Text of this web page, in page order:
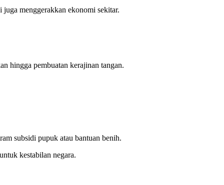
juga menggerakkan ekonomi sekitar.
hingga pembuatan kerajinan tangan.
subsidi pupuk atau bantuan benih.
kestabilan negara.